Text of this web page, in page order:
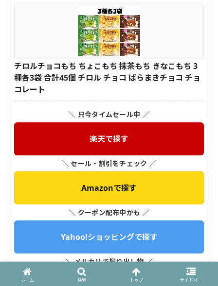
チロルチョコもち ちょこもち 抹茶もち きなこもち 3
種各3袋 合計45個 チロル チョコ ばらまきチョコ チョ
コレート
＼ 只今タイムセール中 ／
楽天で探す
＼ セール・割引をチェック ／
Amazonで探す
＼ クーポン配布中かも ／
Yahoo!ショッピングで探す
＼ メルカリで掘り出し物 ／
ホーム 検索 トップ サイドバー